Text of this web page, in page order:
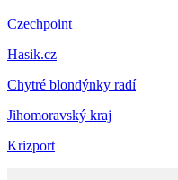
Czechpoint
Hasik.cz
Chytré blondýnky radí
Jihomoravský kraj
Krizport